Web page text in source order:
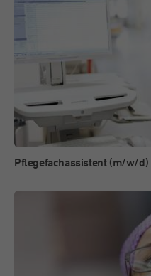
Pflegefachassistent (m/w/d)